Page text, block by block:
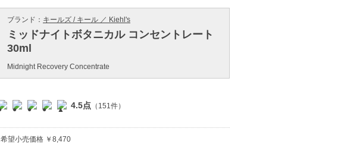
ブランド： キールズ / キール ／ Kiehl's
ミッドナイトボタニカル コンセントレート
30ml
Midnight Recovery Concentrate
4.5点 （151件）
希望小売価格 ￥8,470